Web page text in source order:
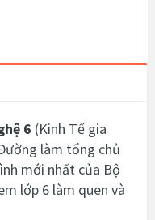
6 (Kinh Tế gia
làm tổng chủ
mới nhất của Bộ
lớp 6 làm quen và